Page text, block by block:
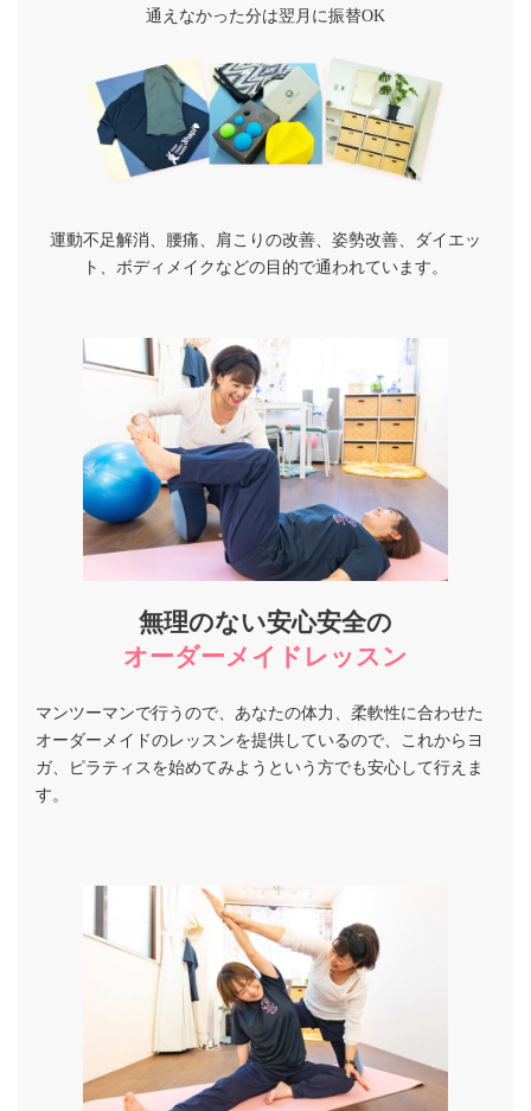
通えなかった分は翌月に振替OK
運動不足解消、腰痛、肩こりの改善、姿勢改善、ダイエッ
ト、ボディメイクなどの目的で通われています。
無理のない安心安全の
オーダーメイドレッスン
マンツーマンで行うので、あなたの体力、柔軟性に合わせた
オーダーメイドのレッスンを提供しているので、これからヨ
ガ、ピラティスを始めてみようという方でも安心して行えま
す。